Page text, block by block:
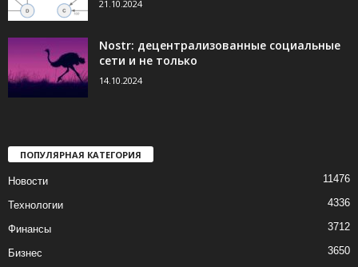
21.10.2024
Nostr: децентрализованные социальные
сети и не только
14.10.2024
ПОПУЛЯРНАЯ КАТЕГОРИЯ
Новости 11476
Технологии 4336
Финансы 3712
Бизнес 3650